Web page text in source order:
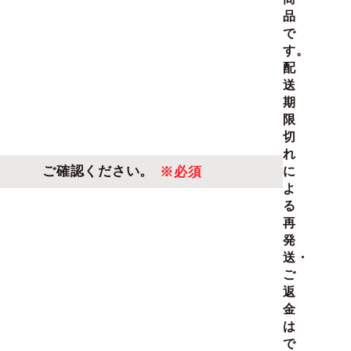
ご確認ください。 ※必須
品
で
す。
配
送
期
限
切
れ
に
よ
る
再
発
送・
ご
返
金
は
で